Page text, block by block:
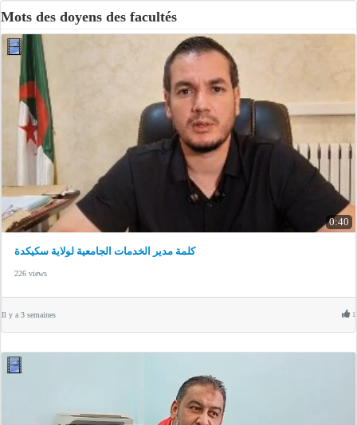
Mots des doyens des facultés
0:40
كلمة مدير الخدمات الجامعية لولاية سكيكدة
226 views
Il y a 3 semaines 1